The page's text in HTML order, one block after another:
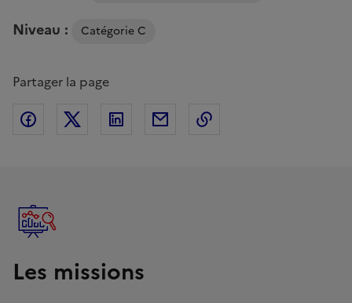
Niveau : Catégorie C
Partager la page
Partager sur Facebook
Partager sur Twitter
Partager sur Linkedin
Partager par Email
Les missions